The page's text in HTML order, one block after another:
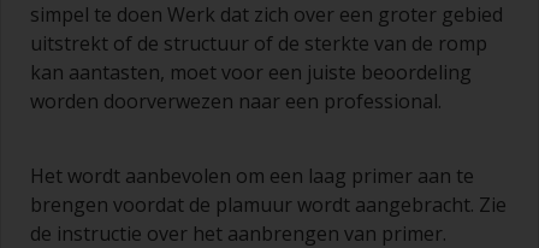
breedte hebben, 75 – 150 mm en lange flexibele
haren
Een kleinere kwast wordt gebruikt voor het
schilderen van moeilijk te bereiken gebieden.
Was uw kwasten met het juiste oplosmiddel en
laat ze grondig drogen voordat u deze gebruikt,
om vervuiling te voorkomen.
simpel te doen Werk dat zich over een groter gebied
uitstrekt of de structuur of de sterkte van de romp
kan aantasten, moet voor een juiste beoordeling
worden doorverwezen naar een professional.
Het wordt aanbevolen om een laag primer aan te
brengen voordat de plamuur wordt aangebracht. Zie
de instructie over het aanbrengen van primer.